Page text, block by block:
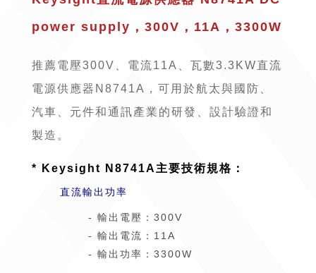
power supply，300V，11A，3300W
推薦電壓300V、電流11A、瓦數3.3KW直流
電源供應器N8741A，可用於航太與國防、
汽車、元件和通訊產業的研發、設計驗證和
製造。
* Keysight N8741A主要技術規格：
直流輸出功率
- 輸出電壓：300V
- 輸出電流：11A
- 輸出功率：3300W